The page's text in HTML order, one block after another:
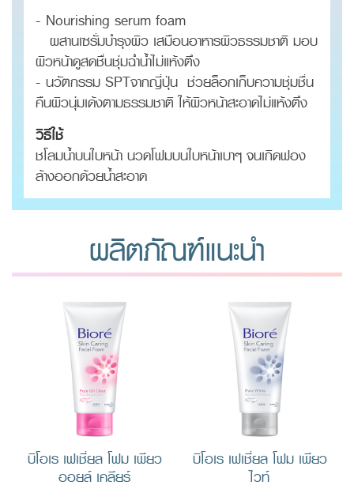
- Nourishing serum foam
ผสานเซรั่มบำรุงผิว เสมือนอาหารผิวธรรมชาติ มอบ
ผิวหน้าดูสดชื่นชุ่มฉ่ำน้ำไม่แห้งตึง
- นวัตกรรม SPTจากญี่ปุ่น ช่วยล็อกเก็บความชุ่มชื่น
คืนผิวนุ่มเด้งตามธรรมชาติ ให้ผิวหน้าสะอาดไม่แห้งตึง
วิธีใช้
ชโลมน้ำบนใบหน้า นวดโฟมบนใบหน้าเบาๆ จนเกิดฟอง
ล้างออกด้วยน้ำสะอาด
ผลิตภัณฑ์แนะนำ
บิโอเร เฟเชี่ยล โฟม เพียว
ออยล์ เคลียร์
บิโอเร เฟเชี่ยล โฟม เพียว
ไวท์